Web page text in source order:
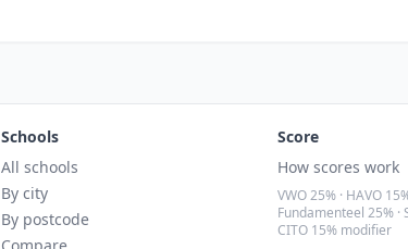
Schools
All schools
By city
By postcode
Score
How scores work
VWO 25% · HAVO
Fundamenteel 25% ·
CITO 15% modifier